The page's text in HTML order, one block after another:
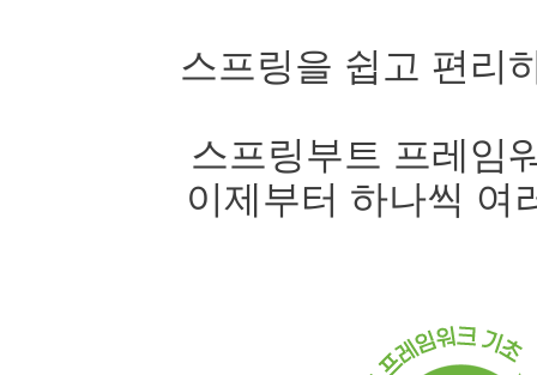
스프링을 쉽고 편리
스프링부트 프레임
이제부터 하나씩 여